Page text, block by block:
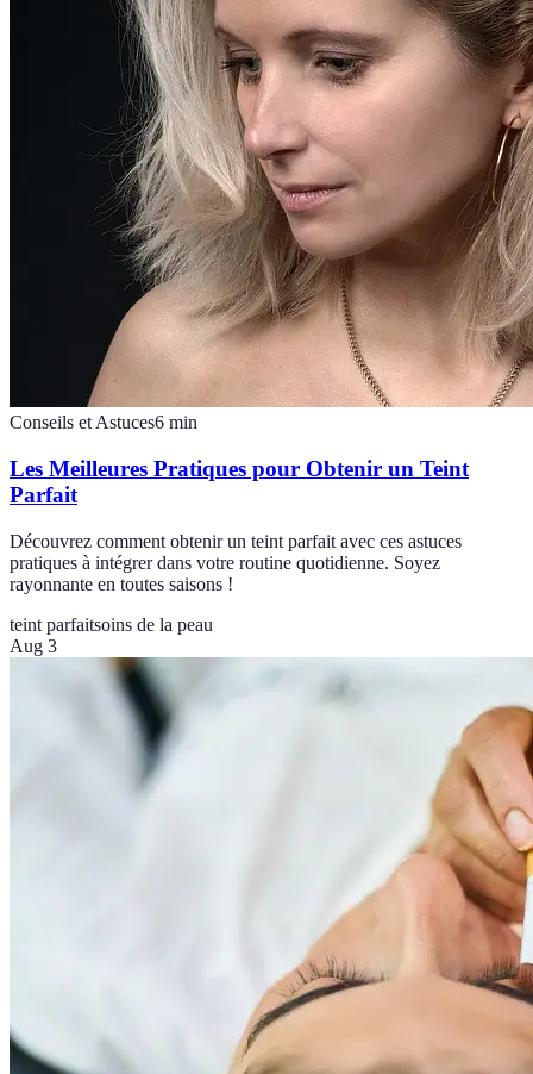
Conseils et Astuces6 min
Les Meilleures Pratiques pour Obtenir un Teint
Parfait
Découvrez comment obtenir un teint parfait avec ces astuces
pratiques à intégrer dans votre routine quotidienne. Soyez
rayonnante en toutes saisons !
teint parfaitsoins de la peau
Aug 3